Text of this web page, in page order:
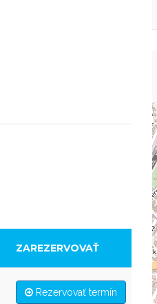
ZAREZERVOVAŤ
Rezervovať termín